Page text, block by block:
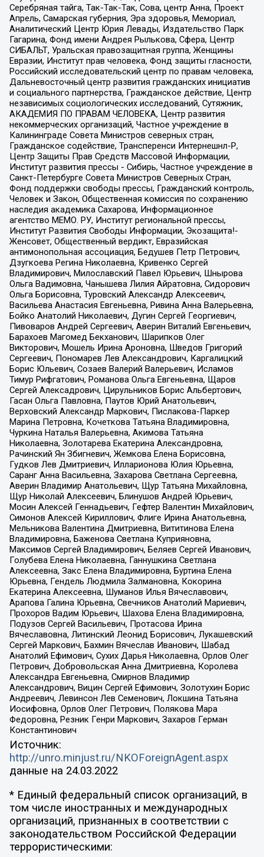
Серебряная тайга, Так-Так-Так, Сова, центр Анна, Проект
Апрель, Самарская губерния, Эра здоровья, Мемориал,
Аналитический Центр Юрия Левады, Издательство Парк
Гагарина, Фонд имени Андрея Рылькова, Сфера, Центр
СИБАЛЬТ, Уральская правозащитная группа, Женщины
Евразии, Институт прав человека, Фонд защиты гласности,
Российский исследовательский центр по правам человека,
Дальневосточный центр развития гражданских инициатив
и социального партнерства, Гражданское действие, Центр
независимых социологических исследований, Сутяжник,
АКАДЕМИЯ ПО ПРАВАМ ЧЕЛОВЕКА, Центр развития
некоммерческих организаций, Частное учреждение в
Калининграде Совета Министров северных стран,
Гражданское содействие, Трансперенси Интернешнл-Р,
Центр Защиты Прав Средств Массовой Информации,
Институт развития прессы - Сибирь, Частное учреждение в
Санкт-Петербурге Совета Министров Северных Стран,
Фонд поддержки свободы прессы, Гражданский контроль,
Человек и Закон, Общественная комиссия по сохранению
наследия академика Сахарова, Информационное
агентство МЕМО. РУ, Институт региональной прессы,
Институт Развития Свободы Информации, Экозащита!-
Женсовет, Общественный вердикт, Евразийская
антимонопольная ассоциация, Бедушев Петр Петрович,
Дзугкоева Регина Николаевна, Кривенко Сергей
Владимирович, Милославский Павел Юрьевич, Шнырова
Ольга Вадимовна, Чанышева Лилия Айратовна, Сидорович
Ольга Борисовна, Туровский Александр Алексеевич,
Васильева Анастасия Евгеньевна, Ривина Анна Валерьевна,
Бойко Анатолий Николаевич, Дугин Сергей Георгиевич,
Пивоваров Андрей Сергеевич, Аверин Виталий Евгеньевич,
Барахоев Магомед Бекханович, Шарипков Олег
Викторович, Мошель Ирина Ароновна, Шведов Григорий
Сергеевич, Пономарев Лев Александрович, Каргалицкий
Борис Юльевич, Созаев Валерий Валерьевич, Исламов
Тимур Рифгатович, Романова Ольга Евгеньевна, Щаров
Сергей Алексадрович, Цирульников Борис Альбертович,
Гасан Ольга Павловна, Паутов Юрий Анатольевич,
Верховский Александр Маркович, Пислакова-Паркер
Марина Петровна, Кочеткова Татьяна Владимировна,
Чуркина Наталья Валерьевна, Акимова Татьяна
Николаевна, Золотарева Екатерина Александровна,
Рачинский Ян Збигневич, Жемкова Елена Борисовна,
Гудков Лев Дмитриевич, Илларионова Юлия Юрьевна,
Саранг Анна Васильевна, Захарова Светлана Сергеевна,
Аверин Владимир Анатольевич, Щур Татьяна Михайловна,
Щур Николай Алексеевич, Блинушов Андрей Юрьевич,
Мосин Алексей Геннадьевич, Гефтер Валентин Михайлович,
Симонов Алексей Кириллович, Флиге Ирина Анатольевна,
Мельникова Валентина Дмитриевна, Вититинова Елена
Владимировна, Баженова Светлана Куприяновна,
Максимов Сергей Владимирович, Беляев Сергей Иванович,
Голубева Елена Николаевна, Ганнушкина Светлана
Алексеевна, Закс Елена Владимировна, Буртина Елена
Юрьевна, Гендель Людмила Залмановна, Кокорина
Екатерина Алексеевна, Шуманов Илья Вячеславович,
Арапова Галина Юрьевна, Свечников Анатолий Мариевич,
Прохоров Вадим Юрьевич, Шахова Елена Владимировна,
Подузов Сергей Васильевич, Протасова Ирина
Вячеславовна, Литинский Леонид Борисович, Лукашевский
Сергей Маркович, Бахмин Вячеслав Иванович, Шабад
Анатолий Ефимович, Сухих Дарья Николаевна, Орлов Олег
Петрович, Добровольская Анна Дмитриевна, Королева
Александра Евгеньевна, Смирнов Владимир
Александрович, Вицин Сергей Ефимович, Золотухин Борис
Андреевич, Левинсон Лев Семенович, Локшина Татьяна
Иосифовна, Орлов Олег Петрович, Полякова Мара
Федоровна, Резник Генри Маркович, Захаров Герман
Константинович
Источник:
http://unro.minjust.ru/NKOForeignAgent.aspx
данные на 24.03.2022
* Единый федеральный список организаций, в
том числе иностранных и международных
организаций, признанных в соответствии с
законодательством Российской Федерации
террористическими: